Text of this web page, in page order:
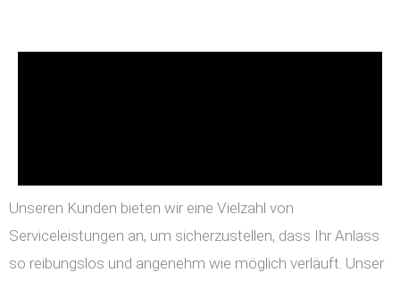
Unseren Kunden bieten wir eine Vielzahl von
Serviceleistungen an, um sicherzustellen, dass Ihr Anlass
so reibungslos und angenehm wie möglich verläuft. Unser